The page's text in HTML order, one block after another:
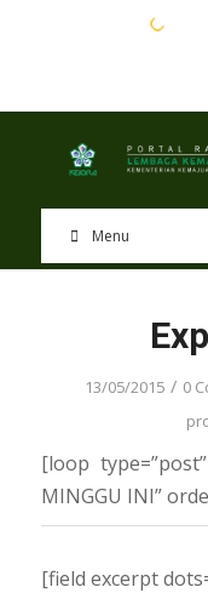
Menu
13/05/2015 / 0
[loop
MINGGU INI”
[field excerpt